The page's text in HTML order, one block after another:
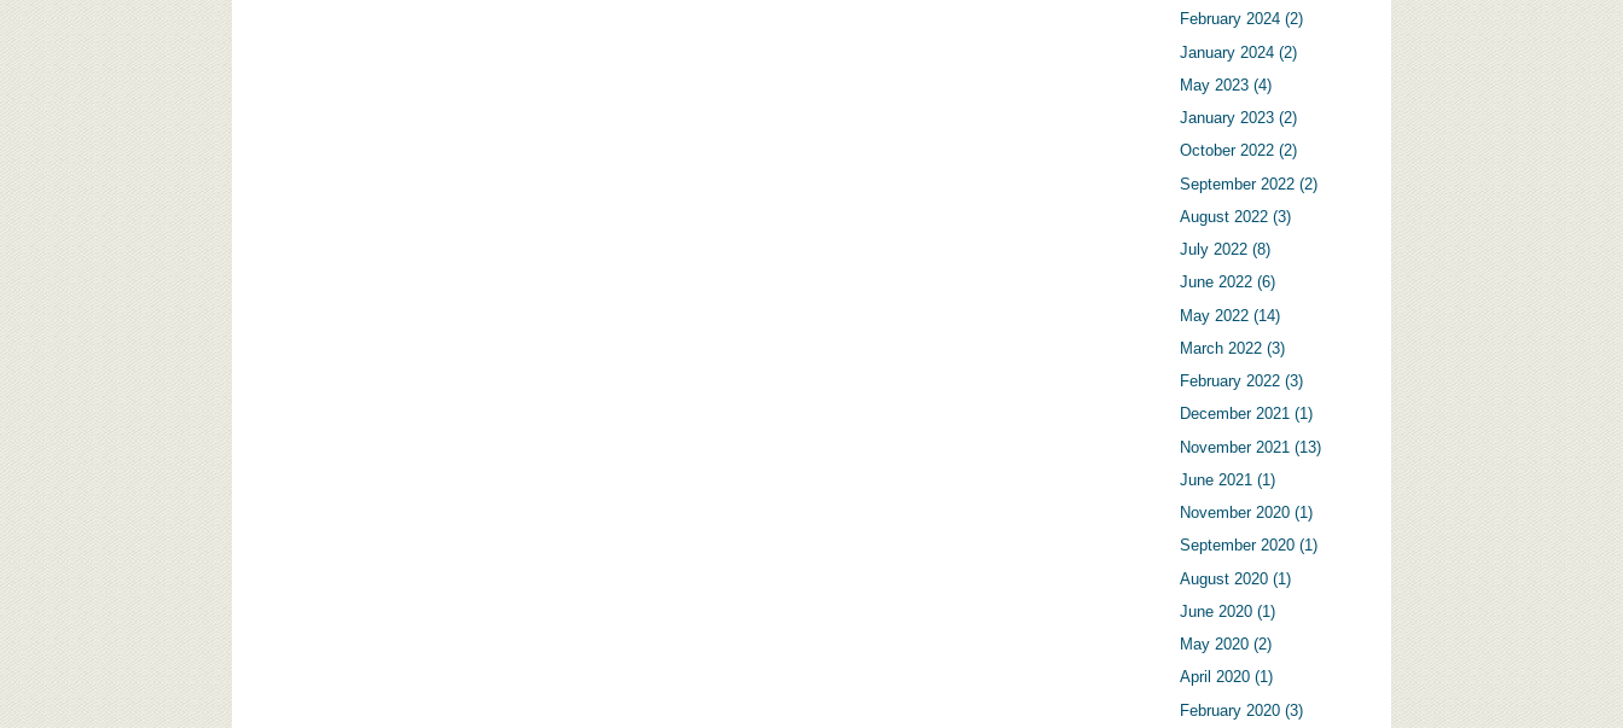
February 2024 (2)
January 2024 (2)
May 2023 (4)
January 2023 (2)
October 2022 (2)
September 2022 (2)
August 2022 (3)
July 2022 (8)
June 2022 (6)
May 2022 (14)
March 2022 (3)
February 2022 (3)
December 2021 (1)
November 2021 (13)
June 2021 (1)
November 2020 (1)
September 2020 (1)
August 2020 (1)
June 2020 (1)
May 2020 (2)
April 2020 (1)
February 2020 (3)